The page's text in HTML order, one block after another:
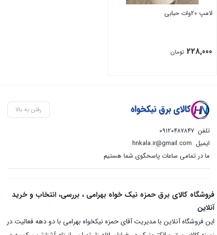
لامپ 20وات حبابی
228,000 تومان
رفتن به بالا
تلفن ۰۹۱۲۰۴۸۷۸۴۷
ایمیل hnkala.ir@gmail.com
ما در تمامی ساعات پاسخگوی شما هستیم
فروشگاه کالای برق حمزه نیک خواه بهرامی ، بررسی، انتخاب و خرید
آنلاین
این فروشگاه آنلاین با مدیریت آقای حمزه نیکخواه بهرامی با دو دهه فعالیت در